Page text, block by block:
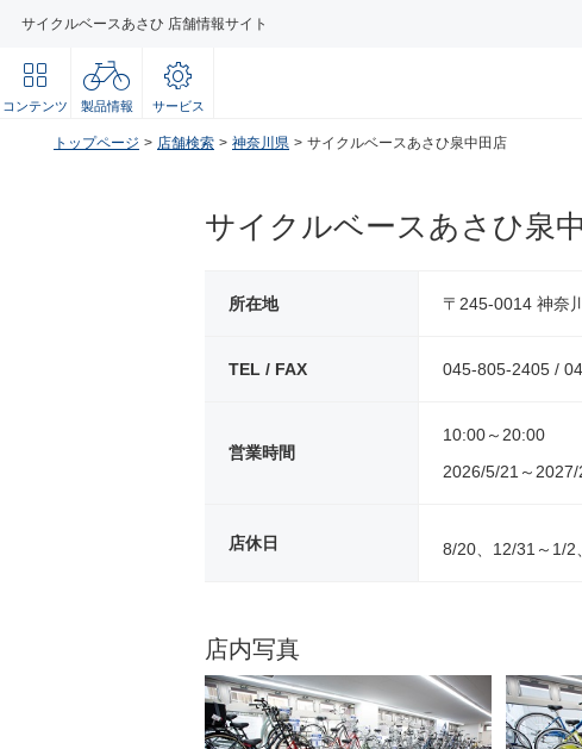
サイクルベースあさひ 店舗情報サイト
コンテンツ 製品情報 サービス
トップページ 店舗検索 神奈川県 サイクルベースあさひ泉中田店
サイクルベースあさひ泉
所在地 〒245-0014 神奈
TEL / FAX 045-805-2405 /
営業時間
10:00～20:00
2026/5/21～
店休日 8/20、12/31～1/2
店内写真